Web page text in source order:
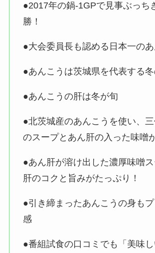
●2017年の鍋-1GPで見事ぶっち
勝！
●大会委員長も認める日本一の
●あんこうは茨城県を代表する
●あんこうの肝は冬が旬
●北茨城産のあんこうを使い、
のスープとあん肝の入った味噌
●あん肝が溶け出した濃厚味噌
肝のコクと旨みがたっぷり！
●引き締まったあんこうの身も
感
●番組試食の口コミでも「美味